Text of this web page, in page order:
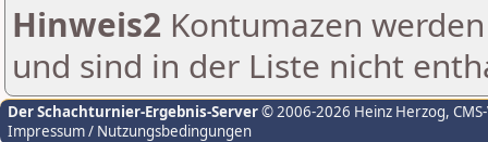
Hinweis2 Kontumazen
und sind in der Liste nicht
Der Schachturnier-Ergebnis-Server© 2006-2026 Heinz Herzog,
Impressum / Nutzungsbedingungen